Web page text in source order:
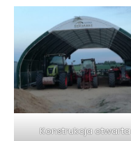
Konstrukcja otwarta